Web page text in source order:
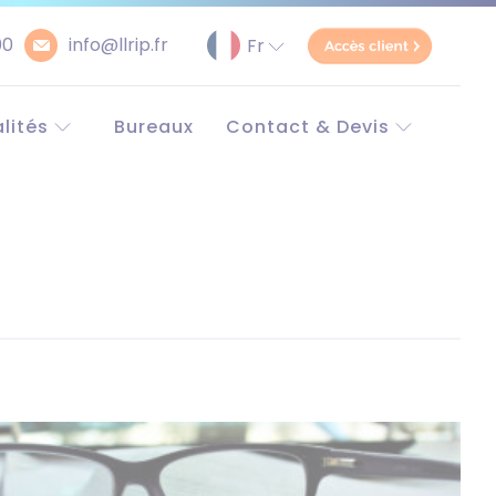
info@llrip.fr
Bureaux
Contact & Devis